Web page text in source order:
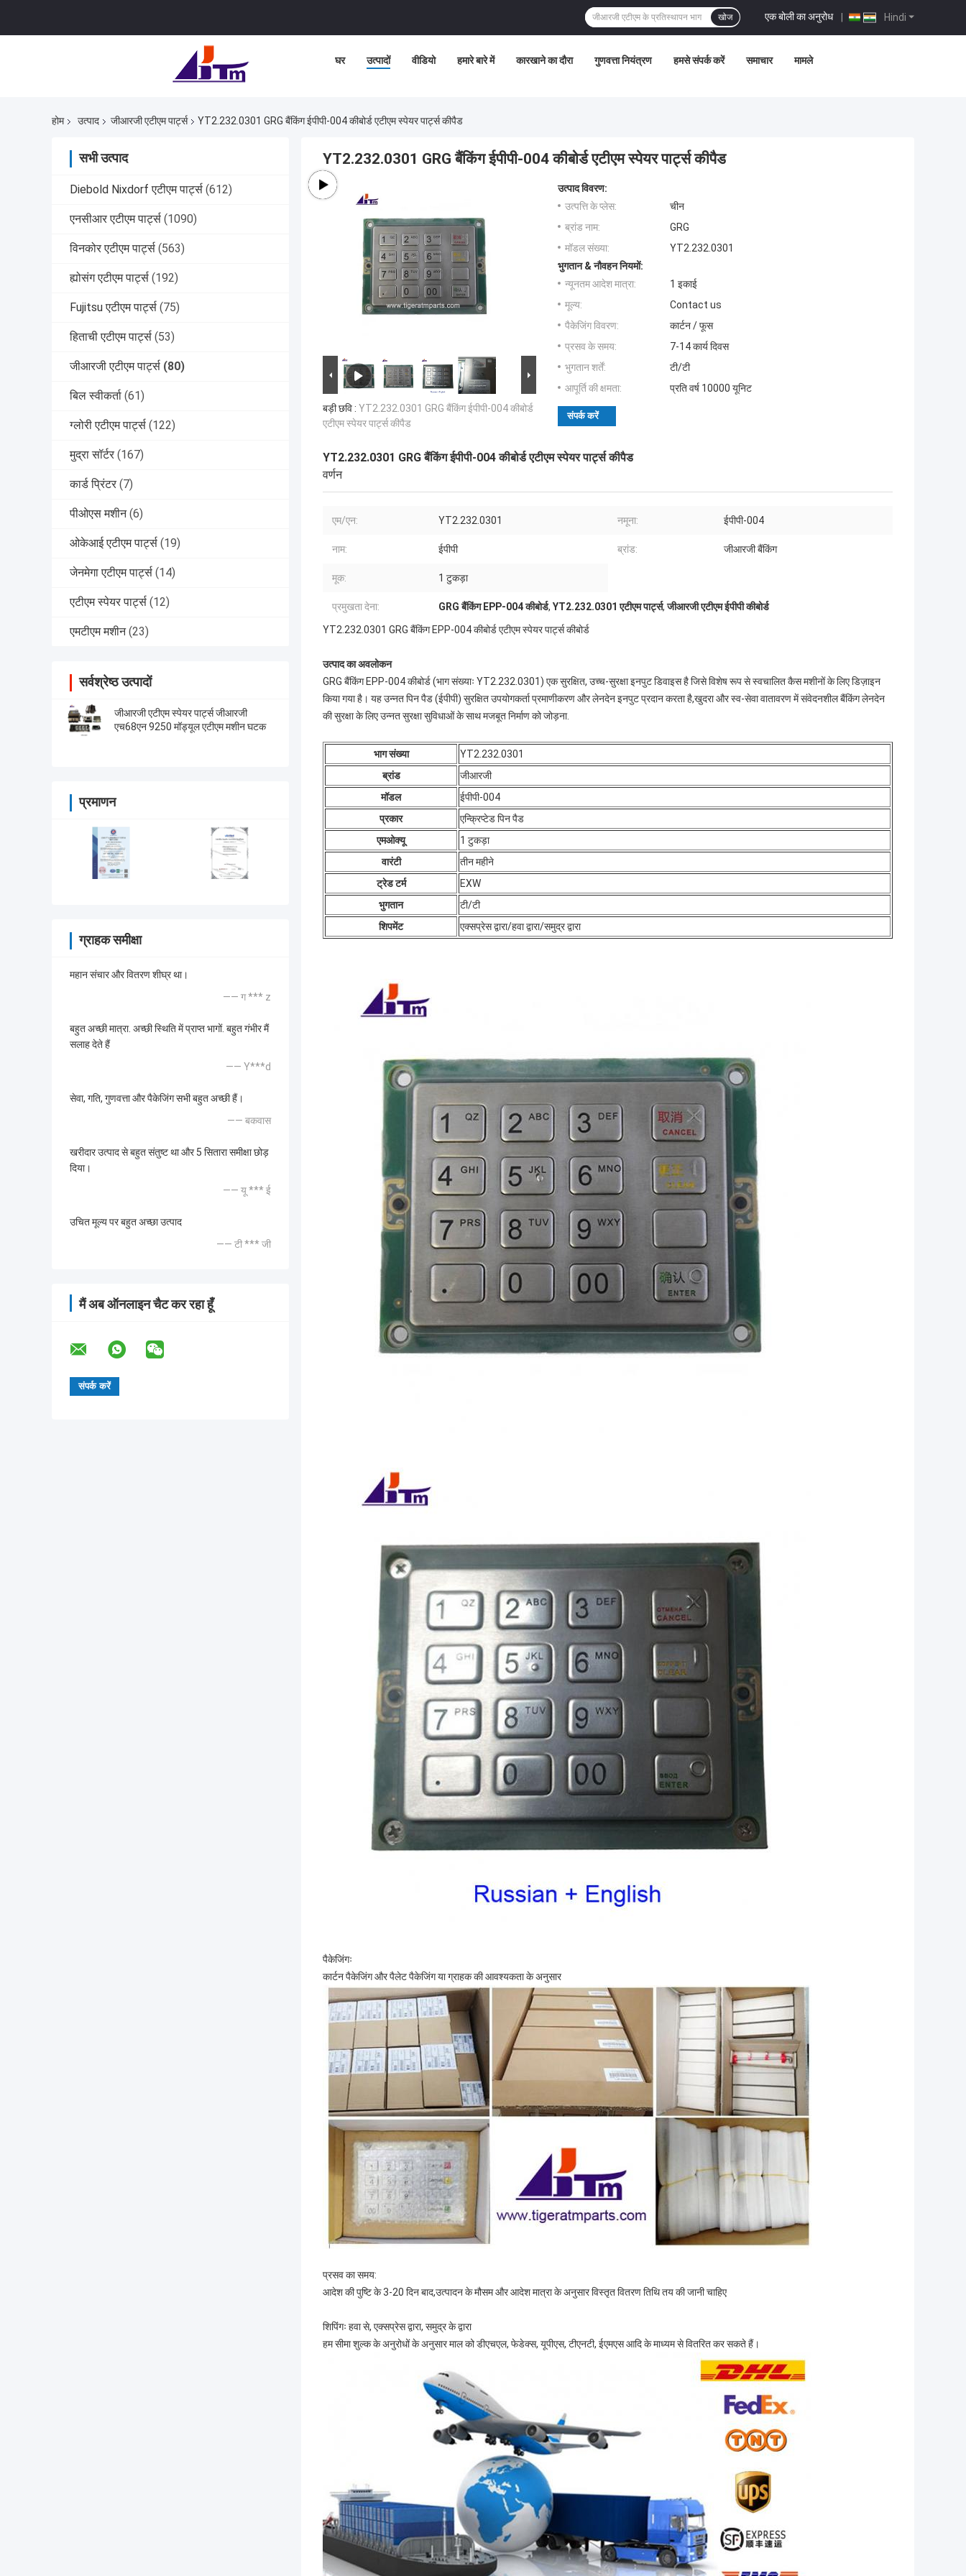
Hindi
एक बोली का अनुरोध |
खोज
घर उत्पादों वीडियो हमारे बारे में कारखाने का दौरा गुणवत्ता नियंत्रण हमसे संपर्क करें समाचार मामले
होम उत्पाद जीआरजी एटीएम पार्ट्स YT2.232.0301 GRG बैंकिंग ईपीपी-004 कीबोर्ड एटीएम स्पेयर पार्ट्स कीपैड
सभी उत्पाद
Diebold Nixdorf एटीएम पार्ट्स (612)
एनसीआर एटीएम पार्ट्स (1090)
विनकोर एटीएम पार्ट्स (563)
ह्योसंग एटीएम पार्ट्स (192)
Fujitsu एटीएम पार्ट्स (75)
हिताची एटीएम पार्ट्स (53)
जीआरजी एटीएम पार्ट्स (80)
बिल स्वीकर्ता (61)
ग्लोरी एटीएम पार्ट्स (122)
मुद्रा सॉर्टर (167)
कार्ड प्रिंटर (7)
पीओएस मशीन (6)
ओकेआई एटीएम पार्ट्स (19)
जेनमेगा एटीएम पार्ट्स (14)
एटीएम स्पेयर पार्ट्स (12)
एमटीएम मशीन (23)
सर्वश्रेष्ठ उत्पादों
जीआरजी एटीएम स्पेयर पार्ट्स जीआरजी
एच68एन 9250 मॉड्यूल एटीएम मशीन घटक
प्रमाणन
ग्राहक समीक्षा
महान संचार और वितरण शीघ्र था।
—— ग *** z
बहुत अच्छी मात्रा. अच्छी स्थिति में प्राप्त भागों. बहुत गंभीर मैं
सलाह देते हैं
—— Y***d
सेवा, गति, गुणवत्ता और पैकेजिंग सभी बहुत अच्छी हैं।
—— बकवास
खरीदार उत्पाद से बहुत संतुष्ट था और 5 सितारा समीक्षा छोड़
दिया।
—— यू *** ई
उचित मूल्य पर बहुत अच्छा उत्पाद
—— टी *** जी
मैं अब ऑनलाइन चैट कर रहा हूँ
YT2.232.0301 GRG बैंकिंग ईपीपी-004 कीबोर्ड एटीएम स्पेयर पार्ट्स कीपैड
बड़ी छवि : YT2.232.0301 GRG बैंकिंग ईपीपी-004 कीबोर्ड
एटीएम स्पेयर पार्ट्स कीपैड
उत्पाद विवरण:
उत्पत्ति के प्लेस:
चीन
ब्रांड नाम:
GRG
मॉडल संख्या:
YT2.232.0301
भुगतान & नौवहन नियमों:
न्यूनतम आदेश मात्रा:
1 इकाई
मूल्य:
Contact us
पैकेजिंग विवरण:
कार्टन / फूस
प्रसव के समय:
7-14 कार्य दिवस
भुगतान शर्तें:
टी/टी
आपूर्ति की क्षमता:
प्रति वर्ष 10000 यूनिट
संपर्क करें
YT2.232.0301 GRG बैंकिंग ईपीपी-004 कीबोर्ड एटीएम स्पेयर पार्ट्स कीपैड
वर्णन
एम/एन: YT2.232.0301 नमूना: ईपीपी-004
नाम: ईपीपी ब्रांड: जीआरजी बैंकिंग
मूक: 1 टुकड़ा
प्रमुखता देना: GRG बैंकिंग EPP-004 कीबोर्ड, YT2.232.0301 एटीएम पार्ट्स,जीआरजी एटीएम ईपीपी कीबोर्ड
YT2.232.0301 GRG बैंकिंग EPP-004 कीबोर्ड एटीएम स्पेयर पार्ट्स कीबोर्ड
उत्पाद का अवलोकन
GRG बैंकिंग EPP-004 कीबोर्ड (भाग संख्याः YT2.232.0301) एक सुरक्षित, उच्च-सुरक्षा इनपुट डिवाइस है जिसे विशेष रूप से स्वचालित कैस मशीनों के लिए डिज़ाइन
किया गया है। यह उन्नत पिन पैड (ईपीपी) सुरक्षित उपयोगकर्ता प्रमाणीकरण और लेनदेन इनपुट प्रदान करता है,खुदरा और स्व-सेवा वातावरण में संवेदनशील बैंकिंग लेनदेन
की सुरक्षा के लिए उन्नत सुरक्षा सुविधाओं के साथ मजबूत निर्माण को जोड़ना.
भाग संख्या
YT2.232.0301
ब्रांड
जीआरजी
मॉडल
ईपीपी-004
प्रकार
एन्क्रिप्टेड पिन पैड
एमओक्यू
1 टुकड़ा
वारंटी
तीन महीने
ट्रेड टर्म
EXW
भुगतान
टी/टी
शिपमेंट
एक्सप्रेस द्वारा/हवा द्वारा/समुद्र द्वारा
पैकेजिंगः
कार्टन पैकेजिंग और पैलेट पैकेजिंग या ग्राहक की आवश्यकता के अनुसार
प्रसव का समय:
आदेश की पुष्टि के 3-20 दिन बाद,उत्पादन के मौसम और आदेश मात्रा के अनुसार विस्तृत वितरण तिथि तय की जानी चाहिए
शिपिंगः हवा से, एक्सप्रेस द्वारा, समुद्र के द्वारा
हम सीमा शुल्क के अनुरोधों के अनुसार माल को डीएचएल, फेडेक्स, यूपीएस, टीएनटी, ईएमएस आदि के माध्यम से वितरित कर सकते हैं।